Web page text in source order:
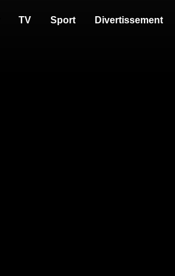
TV Sport Divertissement